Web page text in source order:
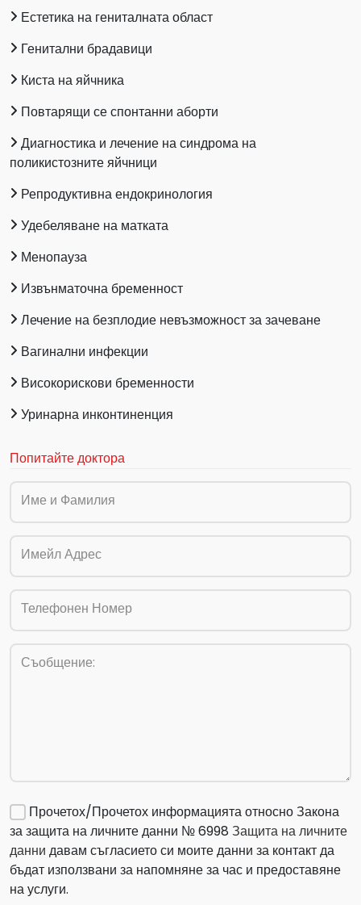
Естетика на гениталната област
Генитални брадавици
Киста на яйчника
Повтарящи се спонтанни аборти
Диагностика и лечение на синдрома на
поликистозните яйчници
Репродуктивна ендокринология
Удебеляване на матката
Менопауза
Извънматочна бременност
Лечение на безплодие невъзможност за зачеване
Вагинални инфекции
Високорискови бременности
Уринарна инконтиненция
Попитайте доктора
Име и Фамилия
Имейл Адрес
Телефонен Номер
Съобщение:
Прочетох/Прочетох информацията относно Закона
за защита на личните данни № 6998 Защита на личните
данни давам съгласието си моите данни за контакт да
бъдат използвани за напомняне за час и предоставяне
на услуги.